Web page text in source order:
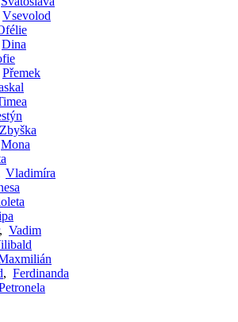
Vsevolod
Dina
Přemek
Zbyška
Mona
Vladimíra
, Vadim
, Ferdinanda